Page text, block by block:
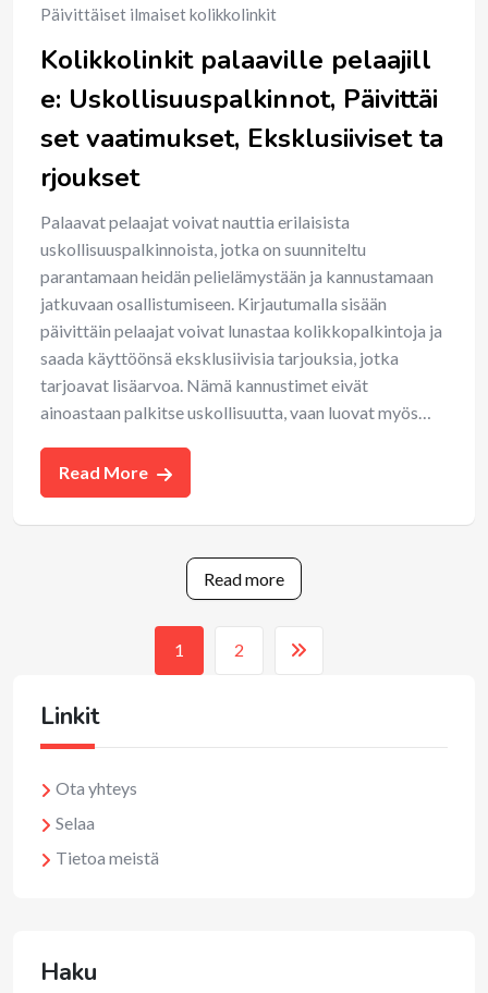
Päivittäiset ilmaiset kolikkolinkit
Kolikkolinkit palaaville pelaajill
e: Uskollisuuspalkinnot, Päivittäi
set vaatimukset, Eksklusiiviset ta
rjoukset
Palaavat pelaajat voivat nauttia erilaisista
uskollisuuspalkinnoista, jotka on suunniteltu
parantamaan heidän pelielämystään ja kannustamaan
jatkuvaan osallistumiseen. Kirjautumalla sisään
päivittäin pelaajat voivat lunastaa kolikkopalkintoja ja
saada käyttöönsä eksklusiivisia tarjouksia, jotka
tarjoavat lisäarvoa. Nämä kannustimet eivät
ainoastaan palkitse uskollisuutta, vaan luovat myös…
Read More
Read more
1 2
Linkit
Ota yhteys
Selaa
Tietoa meistä
Haku